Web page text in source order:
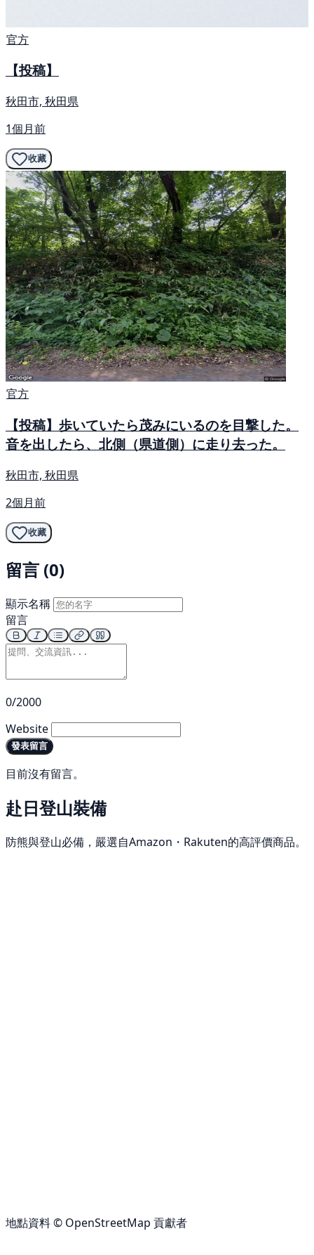
官方
【投稿】
秋田市, 秋田県
1個月前
收藏
官方
【投稿】歩いていたら茂みにいるのを目撃した。
音を出したら、北側（県道側）に走り去った。
秋田市, 秋田県
2個月前
收藏
留言 (0)
顯示名稱
留言
0/2000
Website
發表留言
目前沒有留言。
赴日登山裝備
防熊與登山必備，嚴選自Amazon・Rakuten的高評價商品。
地點資料 © OpenStreetMap 貢獻者